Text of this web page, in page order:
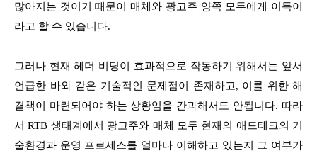
많아지는 것이기 때문이 매체와 광고주 양쪽 모두에게 이득이
라고 할 수 있습니다.
그러나 현재 헤더 비딩이 효과적으로 작동하기 위해서는 앞서
언급한 바와 같은 기술적인 문제점이 존재하고, 이를 위한 해
결책이 마련되어야 하는 상황임을 간과해서도 안됩니다. 따라
서 RTB 생태계에서 광고주와 매체 모두 현재의 애드테크의 기
술환경과 운영 프로세스를 얼마나 이해하고 있는지 그 여부가